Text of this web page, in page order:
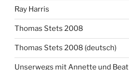
Ray Harris
Thomas Stets 2008
Thomas Stets 2008 (deutsch)
Unserwegs mit Annette und Beat